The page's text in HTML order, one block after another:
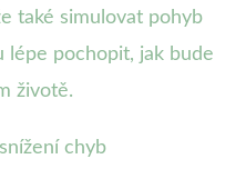
také simulovat pohyb
lépe pochopit, jak bude
životě.
chyb